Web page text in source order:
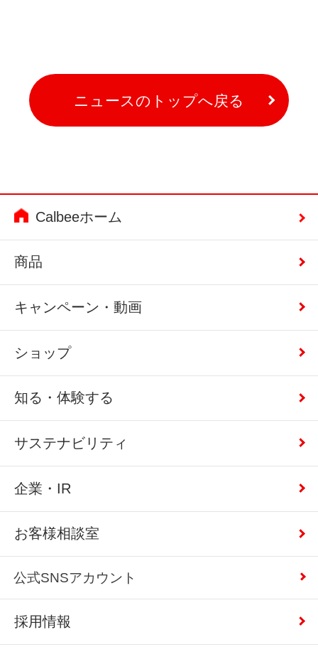
ニュースのトップへ戻る
Calbeeホーム
商品
キャンペーン・動画
ショップ
知る・体験する
サステナビリティ
企業・IR
お客様相談室
公式SNSアカウント
採用情報